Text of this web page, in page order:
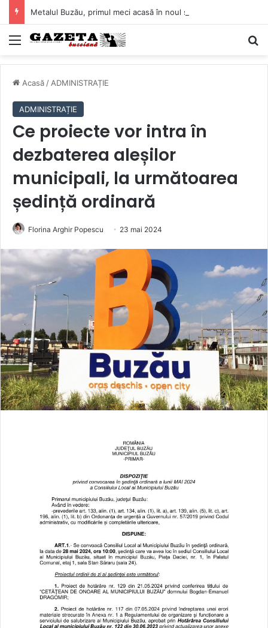
Mediu
Acasă / ADMINISTRAȚIE
ADMINISTRAȚIE
Ce proiecte vor intra în
dezbaterea aleșilor
municipali, la următoarea
ședință ordinară
Florina Arghir Popescu 23 mai 2024